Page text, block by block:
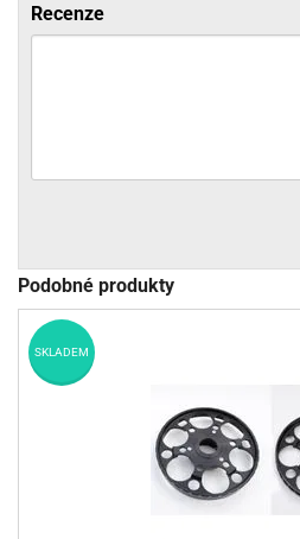
Recenze
Podobné produkty
SKLADEM